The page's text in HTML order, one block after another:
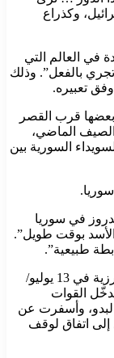
وكذراع
في العالم التي
بالفعل”. وذلك
تعبيره.
قرب القصر
الماضي،
السورية بين
في سوريا
بوقت طويل”.
طبيعية”.
وبدأت الاشتباكات في السويداء ذات الأغلبية الدرزية في 13 يوليو/
القوات
وأسفرت عن
اتفاق لوقف